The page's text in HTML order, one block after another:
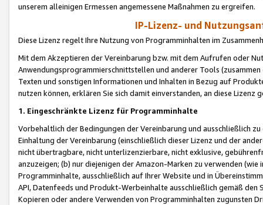
unserem alleinigen Ermessen angemessene Maßnahmen zu ergreifen.
IP-Lizenz- und
Diese Lizenz regelt Ihre Nutzung von Programminhalten im
Mit dem Akzeptieren der Vereinbarung bzw. mit dem Aufrufen oder
Anwendungsprogrammierschnittstellen und anderer Tools (zusammen
Texten und sonstigen Informationen und Inhalten in Bezug auf
nutzen können, erklären Sie sich damit einverstanden, an diese Lizenz
1. Eingeschränkte Lizenz für Programminhalte
Vorbehaltlich der Bedingungen der Vereinbarung und ausschließlich
Einhaltung der Vereinbarung (einschließlich dieser Lizenz und der
nicht übertragbare, nicht unterlizenzierbare, nicht exklusive,
anzuzeigen; (b) nur diejenigen der Amazon-Marken zu verwenden
Programminhalte, ausschließlich auf Ihrer Website und in
API, Datenfeeds und Produkt-Werbeinhalte ausschließlich gemäß
Kopieren oder andere Verwenden von Programminhalten zugunsten